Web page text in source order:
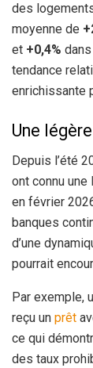
des
moyenne de
et +0,4%
tendance
enrichissante
Une
Depuis l’été
ont connu une
en février
banques
d’une
pourrait
Par exemple,
reçu un prêt
ce qui
des taux